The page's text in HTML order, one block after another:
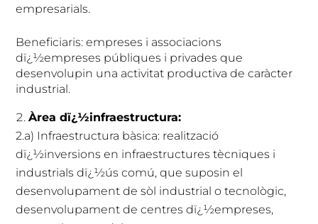
empresarials.
Beneficiaris: empreses i associacions
dï¿½empreses públiques i privades que
desenvolupin una activitat productiva de caràcter
industrial.
Àrea dï¿½infraestructura:
2.a) Infraestructura bàsica: realització
dï¿½inversions en infraestructures tècniques i
industrials dï¿½ús comú, que suposin el
desenvolupament de sòl industrial o tecnològic,
desenvolupament de centres dï¿½empreses,